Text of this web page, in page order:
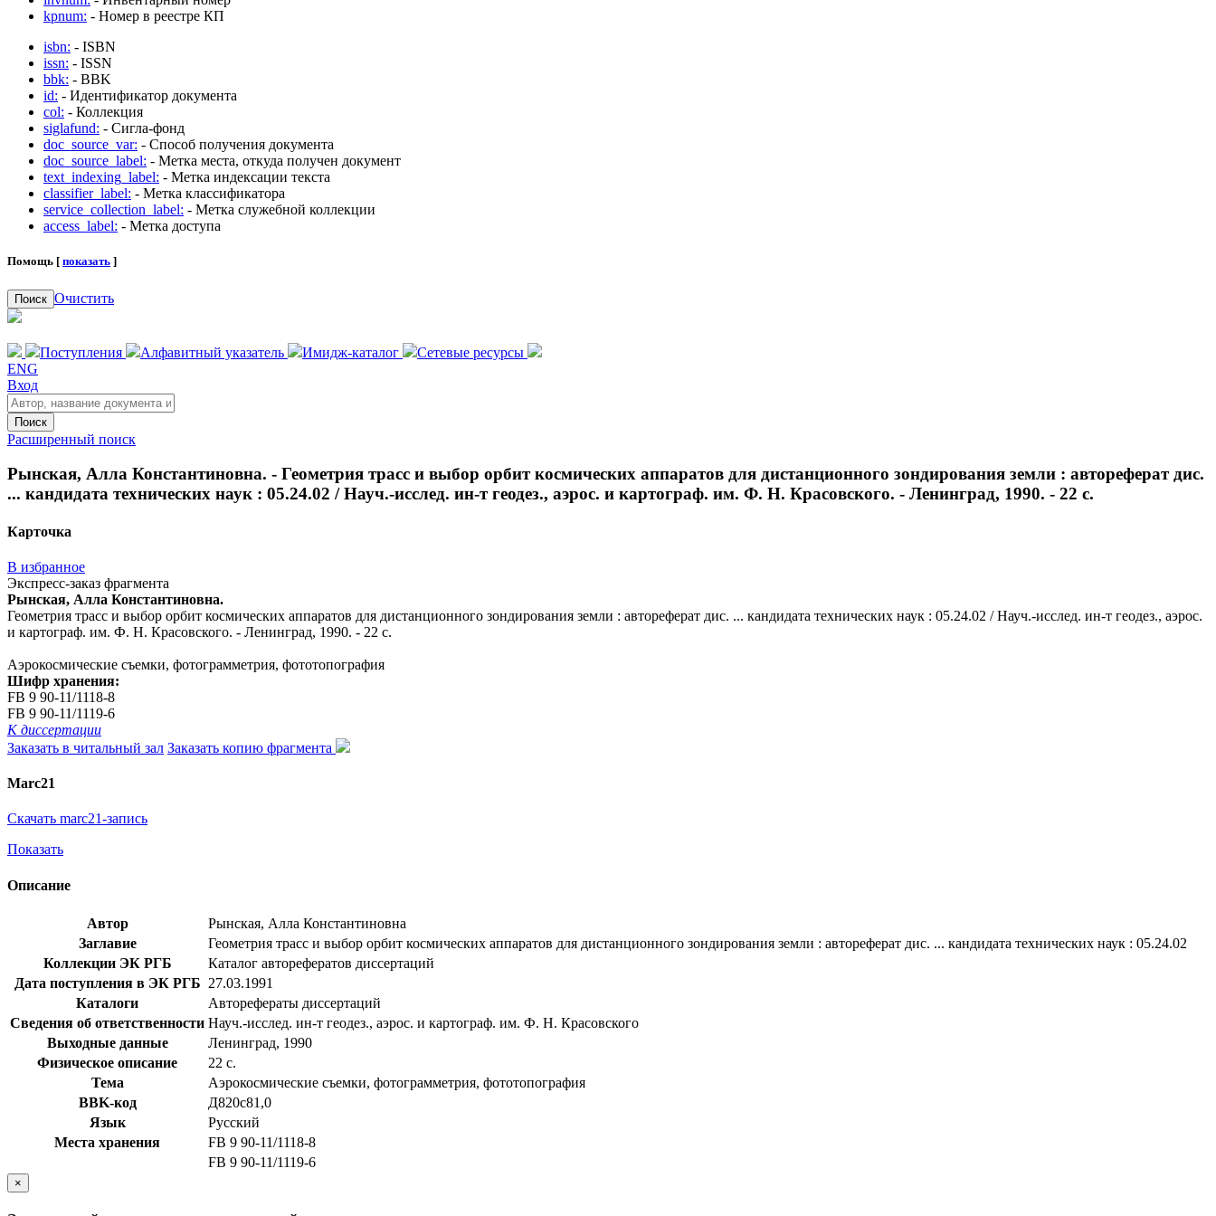
kpnum: - Номер в реестре КП
isbn: - ISBN
issn: - ISSN
bbk: - BBK
id: - Идентификатор документа
col: - Коллекция
siglafund: - Сигла-фонд
doc_source_var: - Способ получения документа
doc_source_label: - Метка места, откуда получен документ
text_indexing_label: - Метка индексации текста
classifier_label: - Метка классификатора
service_collection_label: - Метка служебной коллекции
access_label: - Метка доступа
Помощь [ показать ]
Поиск Очистить
Поступления Алфавитный указатель Имидж-каталог
Сетевые ресурсы
ENG
Вход
Поиск
Расширенный поиск
Рынская, Алла Константиновна. - Геометрия трасс и выбор орбит космических аппаратов для дистанционного зондирования земли : автореферат дис.
... кандидата технических наук : 05.24.02 / Науч.-исслед. ин-т геодез., аэрос. и картограф. им. Ф. Н. Красовского. - Ленинград, 1990. - 22 с.
Карточка
В избранное
Экспресс-заказ фрагмента
Рынская, Алла Константиновна.
Геометрия трасс и выбор орбит космических аппаратов для дистанционного зондирования земли : автореферат дис. ... кандидата технических наук : 05.24.02 / Науч.-исслед. ин-т геодез., аэрос.
и картограф. им. Ф. Н. Красовского. - Ленинград, 1990. - 22 с.
Аэрокосмические съемки, фотограмметрия, фототопография
Шифр хранения:
FB 9 90-11/1118-8
FB 9 90-11/1119-6
К диссертации
Заказать в читальный зал Заказать копию фрагмента
Marc21
Скачать marc21-запись
Показать
Описание
Автор
Рынская, Алла Константиновна
Заглавие
Геометрия трасс и выбор орбит космических аппаратов для дистанционного зондирования земли : автореферат дис. ... кандидата технических наук : 05.24.02
Коллекции ЭК РГБ
Каталог авторефератов диссертаций
Дата поступления в ЭК РГБ 27.03.1991
Каталоги
Авторефераты диссертаций
Сведения об ответственности Науч.-исслед. ин-т геодез., аэрос. и картограф. им. Ф. Н. Красовского
Выходные данные
Ленинград, 1990
Физическое описание
22 с.
Тема
Аэрокосмические съемки, фотограмметрия, фототопография
BBK-код
Д820с81,0
Язык
Русский
Места хранения
FB 9 90-11/1118-8
FB 9 90-11/1119-6
×